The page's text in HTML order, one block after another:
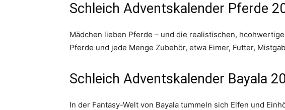
Schleich Adventskalender Pferde
Mädchen lieben Pferde – und die realistischen,
Pferde und jede Menge Zubehör, etwa Eimer, Futter,
Schleich Adventskalender Bayala
In der Fantasy-Welt von Bayala tummeln sich Elfen und